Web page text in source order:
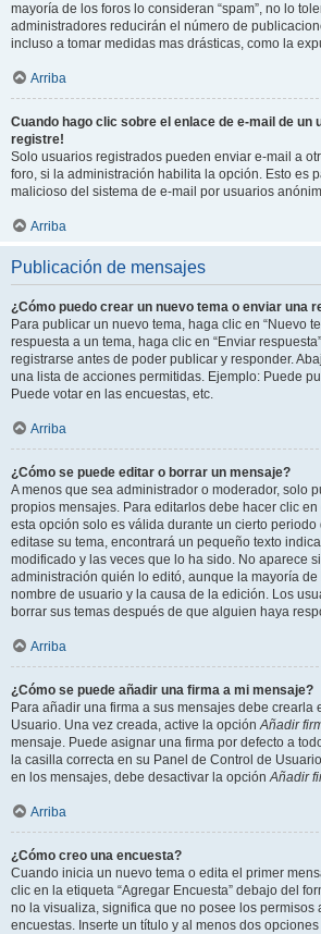
mayoría de los foros lo consideran “spam”, no lo
administradores reducirán el número de
incluso a tomar medidas mas drásticas, como la
Arriba
Cuando hago clic sobre el enlace de e-mail de un
registre!
Solo usuarios registrados pueden enviar e-mail a
foro, si la administración habilita la opción. Esto es
malicioso del sistema de e-mail por usuarios
Arriba
Publicación de mensajes
¿Cómo puedo crear un nuevo tema o enviar una
Para publicar un nuevo tema, haga clic en “Nuevo
respuesta a un tema, haga clic en “Enviar
registrarse antes de poder publicar y responder.
una lista de acciones permitidas. Ejemplo: Puede
Puede votar en las encuestas, etc.
Arriba
¿Cómo se puede editar o borrar un mensaje?
A menos que sea administrador o moderador, solo
propios mensajes. Para editarlos debe hacer clic en
esta opción solo es válida durante un cierto periodo
editase su tema, encontrará un pequeño texto
modificado y las veces que lo ha sido. No aparece
administración quién lo editó, aunque la mayoría
nombre de usuario y la causa de la edición. Los
borrar sus temas después de que alguien haya
Arriba
¿Cómo se puede añadir una firma a mi mensaje?
Para añadir una firma a sus mensajes debe crearla
Usuario. Una vez creada, active la opciónAñadir
mensaje. Puede asignar una firma por defecto a
la casilla correcta en su Panel de Control de
en los mensajes, debe desactivar la opciónAñadir
Arriba
¿Cómo creo una encuesta?
Cuando inicia un nuevo tema o edita el primer
clic en la etiqueta “Agregar Encuesta” debajo del
no la visualiza, significa que no posee los permisos
encuestas. Inserte un título y al menos dos